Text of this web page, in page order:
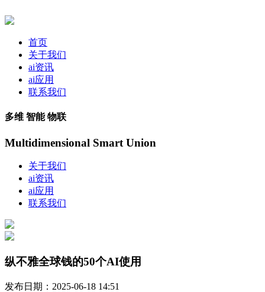
首页
关于我们
ai资讯
ai应用
联系我们
多维 智能 物联
Multidimensional Smart Union
关于我们
ai资讯
ai应用
联系我们
纵不雅全球钱的50个AI使用
发布日期：2025-06-18 14:51